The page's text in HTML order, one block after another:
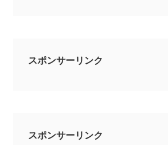
スポンサーリンク
スポンサーリンク